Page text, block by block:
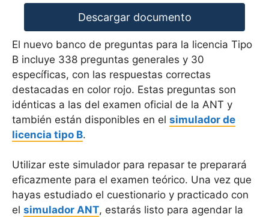
Descargar documento
El nuevo banco de preguntas para la licencia Tipo
B incluye 338 preguntas generales y 30
específicas, con las respuestas correctas
destacadas en color rojo. Estas preguntas son
idénticas a las del examen oficial de la ANT y
también están disponibles en el simulador de
licencia tipo B.
Utilizar este simulador para repasar te preparará
eficazmente para el examen teórico. Una vez que
hayas estudiado el cuestionario y practicado con
el simulador ANT, estarás listo para agendar la